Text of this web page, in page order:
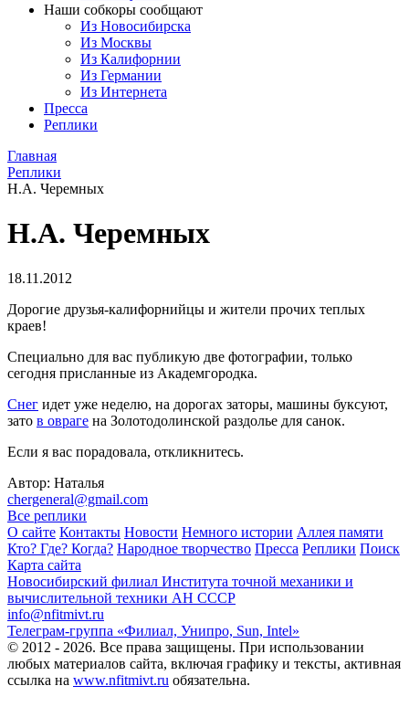
Наши собкоры сообщают
Из Новосибирска
Из Москвы
Из Калифорнии
Из Германии
Из Интернета
Пресса
Реплики
Главная
Реплики
Н.А. Черемных
Н.А. Черемных
18.11.2012
Дорогие друзья-калифорнийцы и жители прочих теплых
краев!
Специально для вас публикую две фотографии, только
сегодня присланные из Академгородка.
Снег идет уже неделю, на дорогах заторы, машины буксуют,
зато в овраге на Золотодолинской раздолье для санок.
Если я вас порадовала, откликнитесь.
Автор: Наталья
chergeneral@gmail.com
Все реплики
О сайте Контакты Новости Немного истории Аллея памяти
Кто? Где? Когда? Народное творчество Пресса Реплики Поиск
Карта сайта
Новосибирский филиал Института точной механики и
вычислительной техники АН СССР
info@nfitmivt.ru
Телеграм-группа «Филиал, Унипро, Sun, Intel»
© 2012 - 2026. Все права защищены. При использовании
любых материалов сайта, включая графику и тексты, активная
ссылка на www.nfitmivt.ru обязательна.